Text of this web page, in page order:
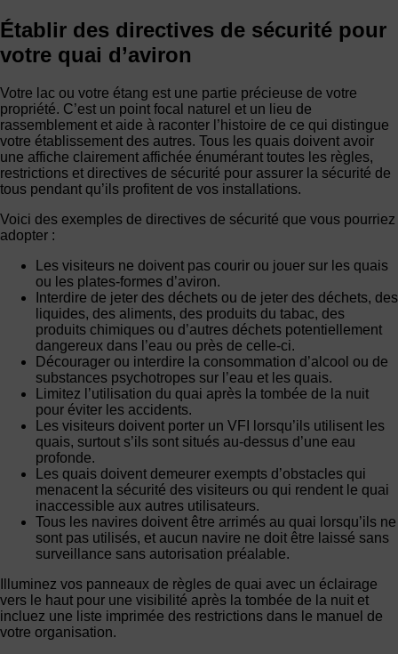
Établir des directives de sécurité pour
votre quai d’aviron
Votre lac ou votre étang est une partie précieuse de votre
propriété. C’est un point focal naturel et un lieu de
rassemblement et aide à raconter l’histoire de ce qui distingue
votre établissement des autres. Tous les quais doivent avoir
une affiche clairement affichée énumérant toutes les règles,
restrictions et directives de sécurité pour assurer la sécurité de
tous pendant qu’ils profitent de vos installations.
Voici des exemples de directives de sécurité que vous pourriez
adopter :
Les visiteurs ne doivent pas courir ou jouer sur les quais
ou les plates-formes d’aviron.
Interdire de jeter des déchets ou de jeter des déchets, des
liquides, des aliments, des produits du tabac, des
produits chimiques ou d’autres déchets potentiellement
dangereux dans l’eau ou près de celle-ci.
Décourager ou interdire la consommation d’alcool ou de
substances psychotropes sur l’eau et les quais.
Limitez l’utilisation du quai après la tombée de la nuit
pour éviter les accidents.
Les visiteurs doivent porter un VFI lorsqu’ils utilisent les
quais, surtout s’ils sont situés au-dessus d’une eau
profonde.
Les quais doivent demeurer exempts d’obstacles qui
menacent la sécurité des visiteurs ou qui rendent le quai
inaccessible aux autres utilisateurs.
Tous les navires doivent être arrimés au quai lorsqu’ils ne
sont pas utilisés, et aucun navire ne doit être laissé sans
surveillance sans autorisation préalable.
Illuminez vos panneaux de règles de quai avec un éclairage
vers le haut pour une visibilité après la tombée de la nuit et
incluez une liste imprimée des restrictions dans le manuel de
votre organisation.